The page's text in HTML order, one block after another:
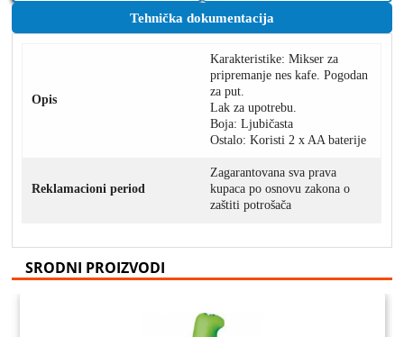
Tehnička dokumentacija
Opis
Karakteristike: Mikser za
pripremanje nes kafe. Pogodan
za put.
Lak za upotrebu.
Boja: Ljubičasta
Ostalo: Koristi 2 x AA baterije
Reklamacioni period
Zagarantovana sva prava
kupaca po osnovu zakona o
zaštiti potrošača
SRODNI PROIZVODI